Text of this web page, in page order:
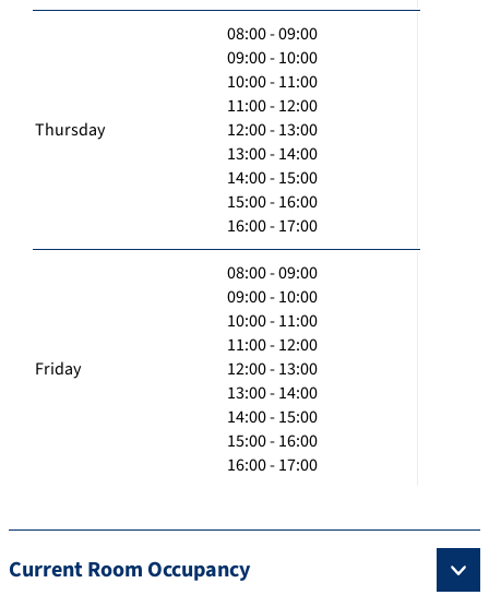
Thursday
08:00 - 09:00
09:00 - 10:00
10:00 - 11:00
11:00 - 12:00
12:00 - 13:00
13:00 - 14:00
14:00 - 15:00
15:00 - 16:00
16:00 - 17:00
Friday
08:00 - 09:00
09:00 - 10:00
10:00 - 11:00
11:00 - 12:00
12:00 - 13:00
13:00 - 14:00
14:00 - 15:00
15:00 - 16:00
16:00 - 17:00
Current Room Occupancy